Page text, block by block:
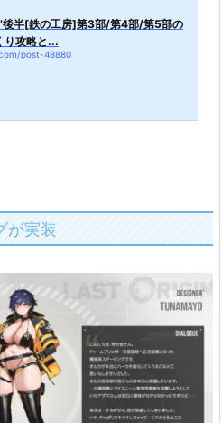
後半[鉄の工房]第3部/第4部/第5部の
り攻略と...
post-48880
が実装